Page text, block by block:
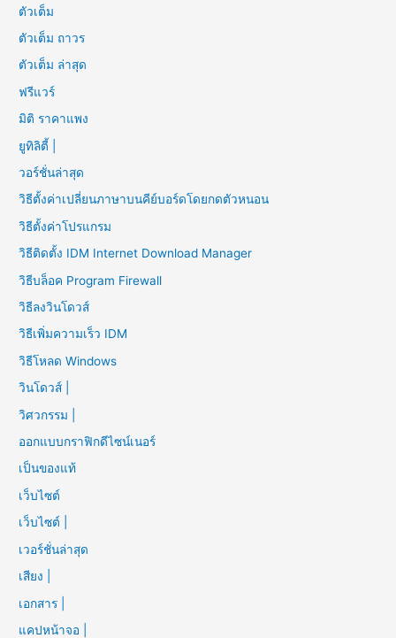
ตัวเต็ม
ตัวเต็ม ถาวร
ตัวเต็ม ล่าสุด
ฟรีแวร์
มิติ ราคาแพง
ยูทิลิตี้ |
วอร์ชั่นล่าสุด
วิธีตั้งค่าเปลี่ยนภาษาบนคีย์บอร์ดโดยกดตัวหนอน
วิธีตั้งค่าโปรแกรม
วิธีติดตั้ง IDM Internet Download Manager
วิธีบล็อค Program Firewall
วิธีลงวินโดวส์
วิธีเพิ่มความเร็ว IDM
วิธีโหลด Windows
วินโดวส์ |
วิศวกรรม |
ออกแบบกราฟิกดีไซน์เนอร์
เป็นของแท้
เว็บไซต์
เว็บไซต์ |
เวอร์ชั่นล่าสุด
เสียง |
เอกสาร |
แคปหน้าจอ |